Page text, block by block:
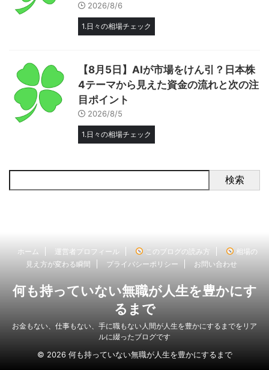
2026/8/6
1.日々の相場チェック
【8月5日】AIが市場をけん引？日本株
4テーマから見えた資金の流れと次の注
目ポイント
2026/8/5
1.日々の相場チェック
検索
ホーム 運営者プロフィール このブログの読み方
相場の
見え方が変わる瞬間
プライバシーポリシー お問い合わせ
何も持っていない無職が人生を豊かにす
るまで
お金もない、仕事もない、手に職もない人間が人生を豊かにするまでをリア
ルに綴ったブログです
© 2026 何も持っていない無職が人生を豊かにするまで